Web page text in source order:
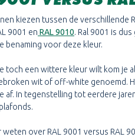
kiezen tussen de verschillende
9001 en RAL 9010. Ral 9001 is
benaming voor deze kleur.
toch een wittere kleur wilt kom je
wit of off-white genoemd.
af. In tegenstelling tot eerdere
weten over RAL 9001 versus RAL